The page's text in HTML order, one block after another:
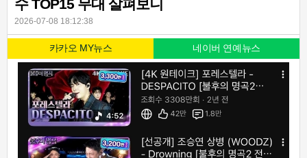
수 TOP15 무대 살펴보니
2026-07-08 18:12:38
카카오 MY뉴스 네이버 연예뉴스